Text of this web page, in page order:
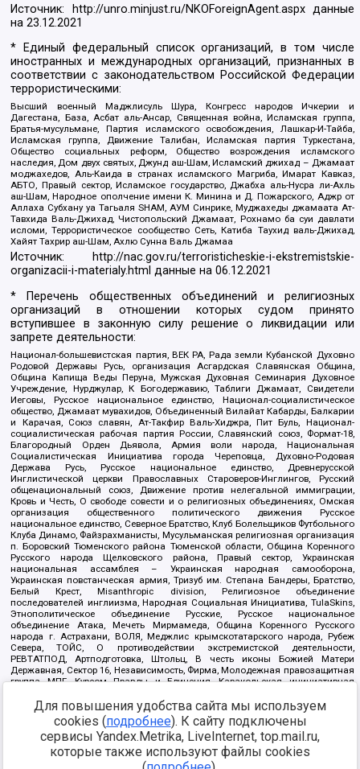
Источник: http://unro.minjust.ru/NKOForeignAgent.aspxданные
на23.12.2021
* Единый федеральный список организаций, в том числе
иностранных и международных организаций, признанных в
соответствии с законодательством Российской Федерации
террористическими:
Высший военный Маджлисуль Шура, Конгресс народов Ичкерии и
Дагестана, База, Асбат аль-Ансар, Священная война, Исламская группа,
Братья-мусульмане, Партия исламского освобождения, Лашкар-И-Тайба,
Исламская группа, Движение Талибан, Исламская партия Туркестана,
Общество социальных реформ, Общество возрождения исламского
наследия, Дом двух святых, Джунд аш-Шам, Исламский джихад – Джамаат
моджахедов, Аль-Каида в странах исламского Магриба, Имарат Кавказ,
АБТО, Правый сектор, Исламское государство, Джабха аль-Нусра ли-Ахль
аш-Шам, Народное ополчение имени К. Минина и Д. Пожарского, Аджр от
Аллаха Субхану уа Тагьаля SHAM, АУМ Синрике, Муджахеды джамаата Ат-
Тавхида Валь-Джихад, Чистопольский Джамаат, Рохнамо ба суи давлати
исломи, Террористическое сообщество Сеть, Катиба Таухид валь-Джихад,
Хайят Тахрир аш-Шам, Ахлю Сунна Валь Джамаа
Источник: http://nac.gov.ru/terroristicheskie-i-ekstremistskie-
organizacii-i-materialy.html данные на06.12.2021
* Перечень общественных объединений и религиозных
организаций в отношении которых судом принято
вступившее в законную силу решение о ликвидации или
запрете деятельности:
Национал-большевистская партия, ВЕК РА, Рада земли Кубанской Духовно
Родовой Державы Русь, организация Асгардская Славянская Община,
Община Капища Веды Перуна, Мужская Духовная Семинария Духовное
Учреждение, Нурджулар, К Богодержавию, Таблиги Джамаат, Свидетели
Иеговы, Русское национальное единство, Национал-социалистическое
общество, Джамаат мувахидов, Объединенный Вилайат Кабарды, Балкарии
и Карачая, Союз славян, Ат-Такфир Валь-Хиджра, Пит Буль, Национал-
социалистическая рабочая партия России, Славянский союз, Формат-18,
Благородный Орден Дьявола, Армия воли народа, Национальная
Социалистическая Инициатива города Череповца, Духовно-Родовая
Держава Русь, Русское национальное единство, Древнерусской
Инглистической церкви Православных Староверов-Инглингов, Русский
общенациональный союз, Движение против нелегальной иммиграции,
Кровь и Честь, О свободе совести и о религиозных объединениях, Омская
организация общественного политического движения Русское
национальное единство, Северное Братство, Клуб Болельщиков Футбольного
Клуба Динамо, Файзрахманисты, Мусульманская религиозная организация
п. Боровский Тюменского района Тюменской области, Община Коренного
Русского народа Щелковского района, Правый сектор, Украинская
национальная ассамблея – Украинская народная самооборона,
Украинская повстанческая армия, Тризуб им. Степана Бандеры, Братство,
Белый Крест, Misanthropic division, Религиозное объединение
последователей инглиизма, Народная Социальная Инициатива, TulaSkins,
Этнополитическое объединение Русские, Русское национальное
объединение Атака, Мечеть Мирмамеда, Община Коренного Русского
народа г. Астрахани, ВОЛЯ, Меджлис крымскотатарского народа, Рубеж
Севера, ТОЙС, О противодействии экстремистской деятельности,
РЕВТАТПОД, Артподготовка, Штольц, В честь иконы Божией Матери
Державная, Сектор 16, Независимость, Фирма, Молодежная правозащитная
группа МПГ, Курсом Правды и Единения, Каракольская инициативная
Благотворительный пансионат Ак Умут, Русская республика Русь,
Арестантское уголовное единство, Башкорт, Нация и свобода, W.H.С., Фалунь
Дафа, Иртыш Ultras, Русский Патриотический клуб-Новокузнецк/РПК,
Сибирский державный союз, Фонд борьбы с коррупцией, Фонд защиты прав
граждан, Штабы Навального, Совет граждан СССР Прикубанского округа г.
Краснодара
Для повышения удобства сайта мы используем
cookies (подробнее). К сайту подключены
сервисы Yandex.Metrika, LiveInternet, top.mail.ru,
которые также используют файлы cookies